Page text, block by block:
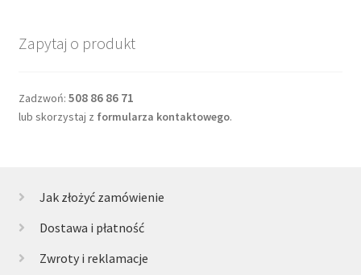
Zapytaj o produkt
Zadzwoń: 508 86 86 71
lub skorzystaj z formularza kontaktowego.
Jak złożyć zamówienie
Dostawa i płatność
Zwroty i reklamacje